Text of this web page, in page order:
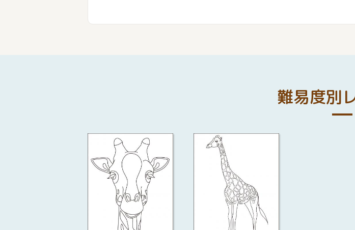
難易度別